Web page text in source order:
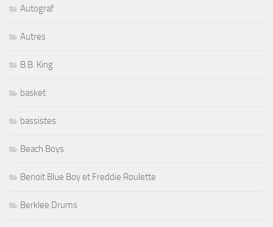
Autograf
Autres
B.B. King
basket
bassistes
Beach Boys
Benoit Blue Boy et Freddie Roulette
Berklee Drums